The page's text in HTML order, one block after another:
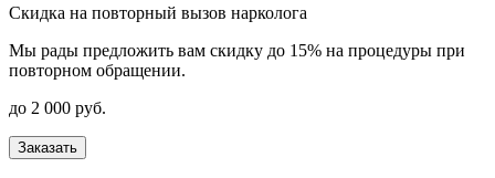
Скидка на повторный вызов нарколога
Мы рады предложить вам скидку до 15% на процедуры при
повторном обращении.
до 2 000 руб.
Заказать